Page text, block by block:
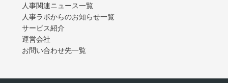
人事関連ニュース一覧
人事ラボからのお知らせ一覧
サービス紹介
運営会社
お問い合わせ先一覧